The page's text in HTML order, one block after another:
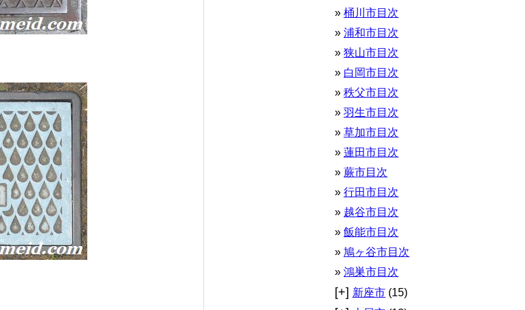
桶川市目次
浦和市目次
狭山市目次
白岡市目次
秩父市目次
羽生市目次
草加市目次
蓮田市目次
蕨市目次
行田市目次
越谷市目次
飯能市目次
鳩ヶ谷市目次
鴻巣市目次
[+] 新座市 (15)